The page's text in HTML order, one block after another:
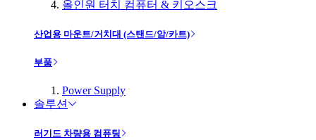
올인원 터치 컴퓨터 & 키오스크
산업용 마운트/거치대 (스탠드/암/카트)
부품
Power Supply
솔루션
러기드 차량용 컴퓨팅